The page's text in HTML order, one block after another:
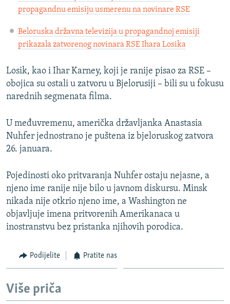
propagandnu emisiju usmerenu na novinare RSE
Beloruska državna televizija u propagandnoj emisiji
prikazala zatvorenog novinara RSE Ihara Losika
Losik, kao i Ihar Karney, koji je ranije pisao za RSE –
obojica su ostali u zatvoru u Bjelorusiji – bili su u fokusu
narednih segmenata filma.
U međuvremenu, američka državljanka Anastasia
Nuhfer jednostrano je puštena iz bjeloruskog zatvora
26. januara.
Pojedinosti oko pritvaranja Nuhfer ostaju nejasne, a
njeno ime ranije nije bilo u javnom diskursu. Minsk
nikada nije otkrio njeno ime, a Washington ne
objavljuje imena pritvorenih Amerikanaca u
inostranstvu bez pristanka njihovih porodica.
Podijelite Pratite nas
Više priča